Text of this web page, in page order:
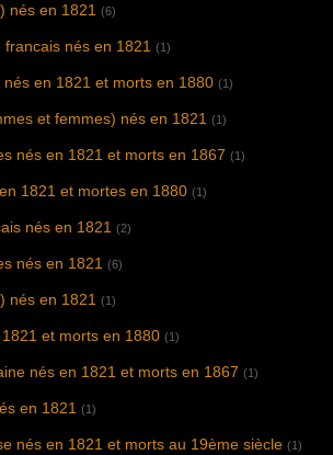
nés en 1821 (6)
nés en 1821 (1)
nés en 1821 et morts en 1880 (1)
et femmes) nés en 1821 (1)
nés en 1821 et morts en 1867 (1)
1821 et mortes en 1880 (1)
nés en 1821 (2)
nés en 1821 (6)
nés en 1821 (1)
et morts en 1880 (1)
nés en 1821 et morts en 1867 (1)
en 1821 (1)
nés en 1821 et morts au 19ème siècle (1)